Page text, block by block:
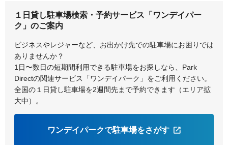
１日貸し駐車場検索・予約サービス「ワンデイパー
ク」のご案内
ビジネスやレジャーなど、お出かけ先での駐車場にお困りでは
ありませんか？
1日〜数日の短期間利用できる駐車場をお探しなら、Park
Directの関連サービス「ワンデイパーク」をご利用ください。
全国の１日貸し駐車場を2週間先まで予約できます（エリア拡
大中）。
ワンデイパークで駐車場をさがす